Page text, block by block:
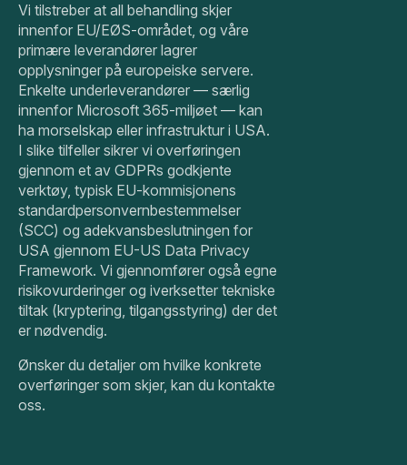
Vi tilstreber at all behandling skjer
innenfor EU/EØS-området, og våre
primære leverandører lagrer
opplysninger på europeiske servere.
Enkelte underleverandører — særlig
innenfor Microsoft 365-miljøet — kan
ha morselskap eller infrastruktur i USA.
I slike tilfeller sikrer vi overføringen
gjennom et av GDPRs godkjente
verktøy, typisk EU-kommisjonens
standardpersonvernbestemmelser
(SCC) og adekvansbeslutningen for
USA gjennom EU-US Data Privacy
Framework. Vi gjennomfører også egne
risikovurderinger og iverksetter tekniske
tiltak (kryptering, tilgangsstyring) der det
er nødvendig.
Ønsker du detaljer om hvilke konkrete
overføringer som skjer, kan du kontakte
oss.